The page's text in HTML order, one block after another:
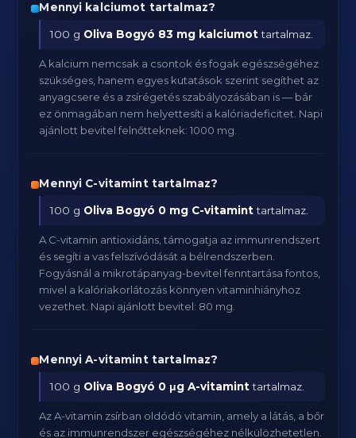
Mennyi kalciumot tartalmaz?
100 g Oliva Bogyó 83 mg kalciumottartalmaz.
A kalcium nemcsak a csontok és fogak egészségéhez
szükséges, hanem egyes kutatások szerint segíthet az
anyagcsere és a zsírégetés szabályozásában is — bár
ez önmagában nem helyettesíti a kalóriadeficitet. Napi
ajánlott bevitel felnőtteknek: 1000 mg.
Mennyi C-vitamint tartalmaz?
100 g Oliva Bogyó 0 mg C-vitaminttartalmaz.
A C-vitamin antioxidáns, támogatja az immunrendszert
és segíti a vas felszívódását a bélrendszerben.
Fogyásnál a mikrotápanyag-bevitel fenntartása fontos,
mivel a kalóriakorlátozás könnyen vitaminhiányhoz
vezethet. Napi ajánlott bevitel: 80 mg.
Mennyi A-vitamint tartalmaz?
100 g Oliva Bogyó 0 μg A-vitaminttartalmaz.
Az A-vitamin zsírban oldódó vitamin, amely a látás, a bőr
és az immunrendszer egészségéhez nélkülözhetetlen.